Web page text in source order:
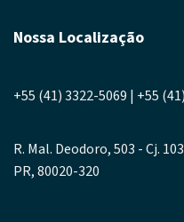
Nossa Localização
+55 (41) 3322-5069 | +55
R. Mal. Deodoro, 503 - Cj.
PR, 80020-320